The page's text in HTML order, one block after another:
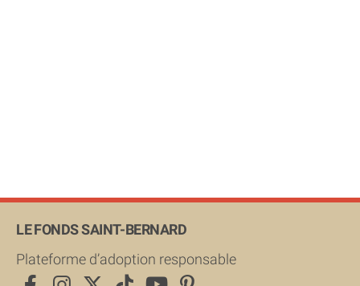
LE FONDS SAINT-BERNARD
Plateforme d’adoption responsable